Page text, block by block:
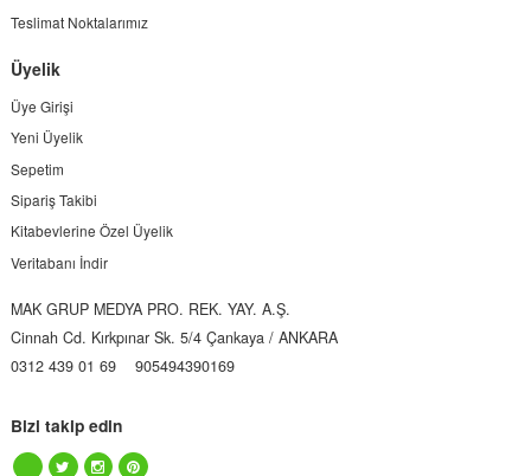
Teslimat Noktalarımız
Üyelik
Üye Girişi
Yeni Üyelik
Sepetim
Sipariş Takibi
Kitabevlerine Özel Üyelik
Veritabanı İndir
MAK GRUP MEDYA PRO. REK. YAY. A.Ş.
Cinnah Cd. Kırkpınar Sk. 5/4 Çankaya / ANKARA
0312 439 01 69
905494390169
Bizi takip edin